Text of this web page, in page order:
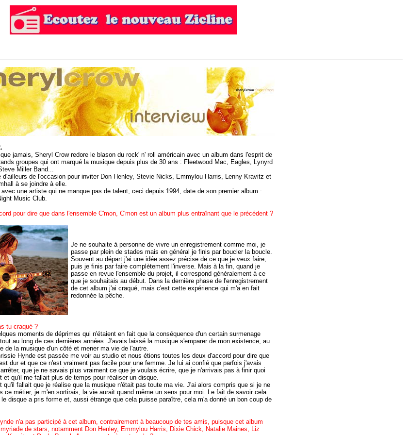
jamais, Sheryl Crow redore le blason du rock' n' roll américain avec un album dans l'esprit de
groupes qui ont marqué la musique depuis plus de 30 ans : Fleetwood Mac, Eagles, Lynyrd
Miller Band...
d'ailleurs de l'occasion pour inviter Don Henley, Stevie Nicks, Emmylou Harris, Lenny Kravitz et
à se joindre à elle.
avec une artiste qui ne manque pas de talent, ceci depuis 1994, date de son premier album :
Music Club.
pour dire que dans l'ensemble C'mon, C'mon est un album plus entraînant que le précédent ?
Je ne souhaite à personne de vivre un enregistrement comme moi, je
passe par plein de stades mais en général je finis par boucler la boucle.
Souvent au départ j'ai une idée assez précise de ce que je veux faire,
puis je finis par faire complètement l'inverse. Mais à la fin, quand je
passe en revue l'ensemble du projet, il correspond généralement à ce
que je souhaitais au début. Dans la dernière phase de l'enregistrement
de cet album j'ai craqué, mais c'est cette expérience qui m'a en fait
redonnée la pêche.
tu craqué ?
moments de déprimes qui n'étaient en fait que la conséquence d'un certain surmenage
au long de ces dernières années. J'avais laissé la musique s'emparer de mon existence, au
de la musique d'un côté et mener ma vie de l'autre.
Hynde est passée me voir au studio et nous étions toutes les deux d'accord pour dire que
dur et que ce n'est vraiment pas facile pour une femme. Je lui ai confié que parfois j'avais
que je ne savais plus vraiment ce que je voulais écrire, que je n'arrivais pas à finir quoi
et qu'il me fallait plus de temps pour réaliser un disque.
qu'il fallait que je réalise que la musique n'était pas toute ma vie. J'ai alors compris que si je ne
ce métier, je m'en sortirais, la vie aurait quand même un sens pour moi. Le fait de savoir cela
disque a pris forme et, aussi étrange que cela puisse paraître, cela m'a donné un bon coup de
n'a pas participé à cet album, contrairement à beaucoup de tes amis, puisque cet album
de stars, notamment Don Henley, Emmylou Harris, Dixie Chick, Natalie Maines, Liz